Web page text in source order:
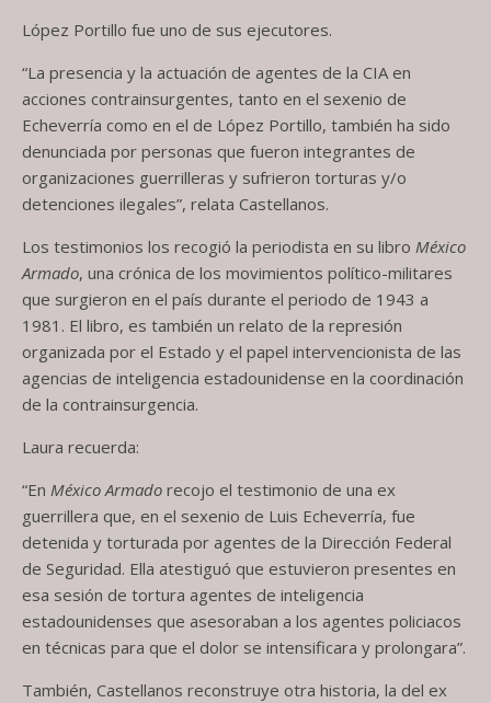
López Portillo fue uno de sus ejecutores.
“La presencia y la actuación de agentes de la CIA en
acciones contrainsurgentes, tanto en el sexenio de
Echeverría como en el de López Portillo, también ha sido
denunciada por personas que fueron integrantes de
organizaciones guerrilleras y sufrieron torturas y/o
detenciones ilegales”, relata Castellanos.
Los testimonios los recogió la periodista en su libro México
Armado, una crónica de los movimientos político-militares
que surgieron en el país durante el periodo de 1943 a
1981. El libro, es también un relato de la represión
organizada por el Estado y el papel intervencionista de las
agencias de inteligencia estadounidense en la coordinación
de la contrainsurgencia.
Laura recuerda:
“En México Armado recojo el testimonio de una ex
guerrillera que, en el sexenio de Luis Echeverría, fue
detenida y torturada por agentes de la Dirección Federal
de Seguridad. Ella atestiguó que estuvieron presentes en
esa sesión de tortura agentes de inteligencia
estadounidenses que asesoraban a los agentes policiacos
en técnicas para que el dolor se intensificara y prolongara”.
También, Castellanos reconstruye otra historia, la del ex